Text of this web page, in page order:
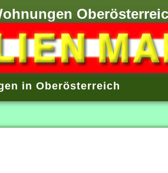
in Oberösterreich